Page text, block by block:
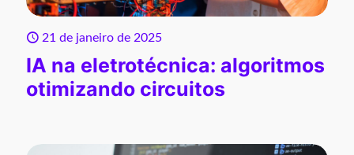
21 de janeiro de 2025
IA na eletrotécnica: algoritmos
otimizando circuitos